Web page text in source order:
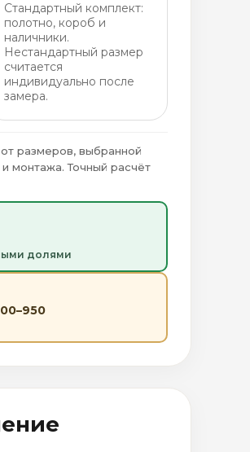
Стандартный комплект:
полотно, короб и
наличники.
Нестандартный размер
считается
индивидуально после
замера.
от размеров, выбранной
монтажа. Точный расчёт
долями